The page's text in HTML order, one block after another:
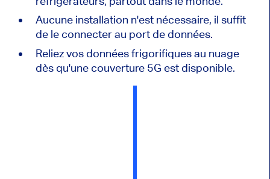
Aucune installation n'est nécessaire, il suffit
de le connecter au port de données.
Reliez vos données frigorifiques au nuage
dès qu'une couverture 5G est disponible.